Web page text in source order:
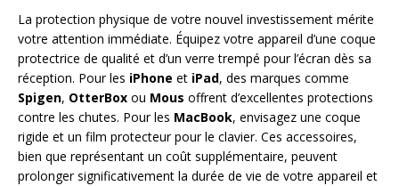
La protection physique de votre nouvel investissement mérite
votre attention immédiate. Équipez votre appareil d’une coque
protectrice de qualité et d’un verre trempé pour l’écran dès sa
réception. Pour les iPhone et iPad, des marques comme
Spigen, OtterBox ou Mous offrent d’excellentes protections
contre les chutes. Pour les MacBook, envisagez une coque
rigide et un film protecteur pour le clavier. Ces accessoires,
bien que représentant un coût supplémentaire, peuvent
prolonger significativement la durée de vie de votre appareil et